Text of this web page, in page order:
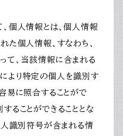
個人情報とは、個人情報
た個人情報、すなわち、
て、当該情報に含まれる
より特定の個人を識別す
易に照合することがで
ることができることとな
人識別符号が含まれる情